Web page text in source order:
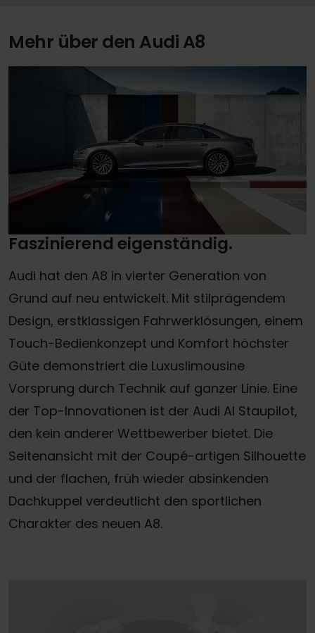
Mehr über den Audi A8
Faszinierend eigenständig.
Audi hat den A8 in vierter Generation von
Grund auf neu entwickelt. Mit stilprägendem
Design, erstklassigen Fahrwerklösungen, einem
Touch-Bedienkonzept und Komfort höchster
Güte demonstriert die Luxuslimousine
Vorsprung durch Technik auf ganzer Linie. Eine
der Top-Innovationen ist der Audi AI Staupilot,
den kein anderer Wettbewerber bietet. Die
Seitenansicht mit der Coupé-artigen Silhouette
und der flachen, früh wieder absinkenden
Dachkuppel verdeutlicht den sportlichen
Charakter des neuen A8.